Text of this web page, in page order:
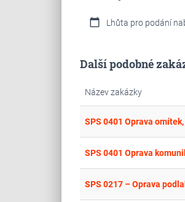
calendar_today Lhůta pro podání
Další podobné
Název zakázky
SPS 0401 Oprava
SPS 0401 Oprava